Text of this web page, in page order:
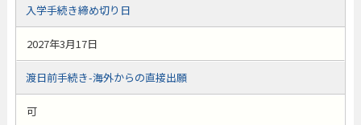
入学手続き締め切り日
2027年3月17日
渡日前手続き-海外からの直接出願
可